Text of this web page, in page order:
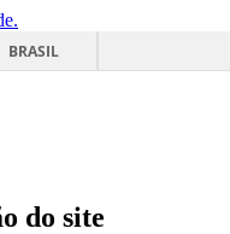
BRASIL
do site